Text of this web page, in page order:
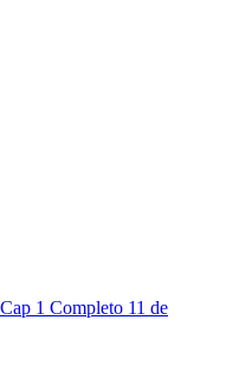
1 Completo 11 de